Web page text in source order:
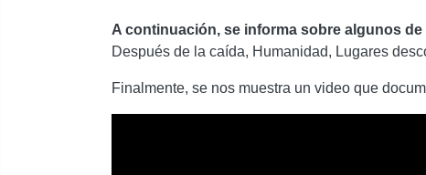
A continuación, se informa sobre algunos
Después de la caída, Humanidad, Lugares
Finalmente, se nos muestra un video que